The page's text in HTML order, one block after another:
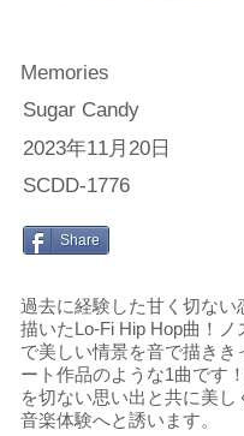
Memories
Sugar Candy
2023年11月20日
SCDD-1776
Share
過去に経験した甘く切ない
描いたLo-Fi Hip Hop曲！ノ
で美しい情景を音で描きき
ート作品のような1曲です
を切ない思い出と共に美し
音楽体験へと誘います。